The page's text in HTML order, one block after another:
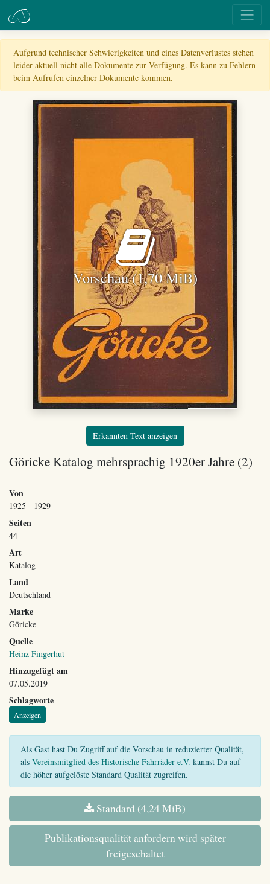
Aufgrund technischer Schwierigkeiten und eines Datenverlustes stehen
leider aktuell nicht alle Dokumente zur Verfügung. Es kann zu Fehlern
beim Aufrufen einzelner Dokumente kommen.
Vorschau (1,70 MiB)
Erkannten Text anzeigen
Göricke Katalog mehrsprachig 1920er Jahre (2)
Von
1925 - 1929
Seiten
44
Art
Katalog
Land
Deutschland
Marke
Göricke
Quelle
Heinz Fingerhut
Hinzugefügt am
07.05.2019
Schlagworte
Anzeigen
Als Gast hast Du Zugriff auf die Vorschau in reduzierter Qualität,
als Vereinsmitglied des Historische Fahrräder e.V. kannst Du auf
die höher aufgelöste Standard Qualität zugreifen.
Standard (4,24 MiB)
Publikationsqualität anfordern wird später
freigeschaltet